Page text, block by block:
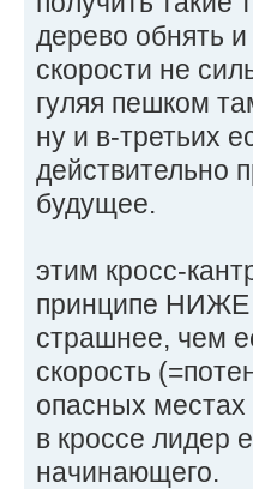
дерево обнять и
скорости не
гуляя пешком
ну и в-третьих
действительно
будущее.
этим кросс-
принципе НИЖЕ
страшнее, чем
скорость
опасных местах
в кроссе лидер
начинающего.